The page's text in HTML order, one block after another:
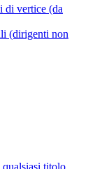
di vertice (da
(dirigenti non